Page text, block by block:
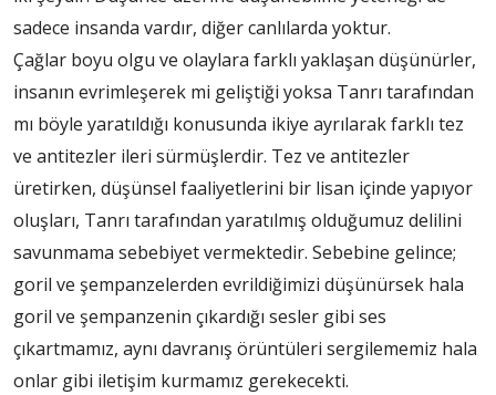
sadece insanda vardır, diğer canlılarda yoktur.
Çağlar boyu olgu ve olaylara farklı yaklaşan düşünürler,
insanın evrimleşerek mi geliştiği yoksa Tanrı tarafından
mı böyle yaratıldığı konusunda ikiye ayrılarak farklı tez
ve antitezler ileri sürmüşlerdir. Tez ve antitezler
üretirken, düşünsel faaliyetlerini bir lisan içinde yapıyor
oluşları, Tanrı tarafından yaratılmış olduğumuz delilini
savunmama sebebiyet vermektedir. Sebebine gelince;
goril ve şempanzelerden evrildiğimizi düşünürsek hala
goril ve şempanzenin çıkardığı sesler gibi ses
çıkartmamız, aynı davranış örüntüleri sergilememiz hala
onlar gibi iletişim kurmamız gerekecekti.